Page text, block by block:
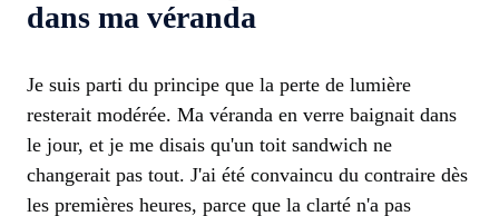
dans ma véranda
Je suis parti du principe que la perte de lumière
resterait modérée. Ma véranda en verre baignait dans
le jour, et je me disais qu'un toit sandwich ne
changerait pas tout. J'ai été convaincu du contraire dès
les premières heures, parce que la clarté n'a pas